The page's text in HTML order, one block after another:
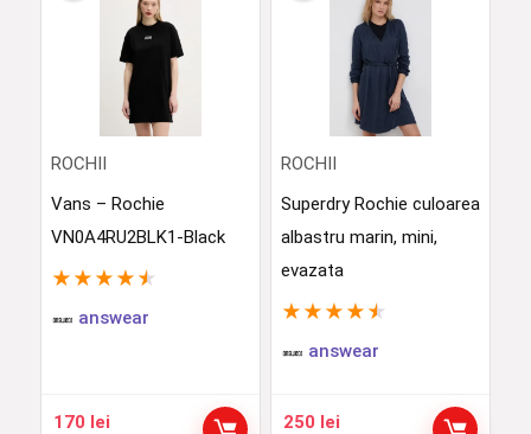
ROCHII
Vans – Rochie
VN0A4RU2BLK1-Black
★ ★ ★ ★ ★
answear
170 lei
ROCHII
Superdry Rochie culoarea
albastru marin, mini,
evazata
★ ★ ★ ★ ★
answear
250 lei